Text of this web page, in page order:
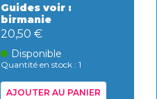
Guides voir :
birmanie
20,50 €
Disponible
Quantité en stock : 1
AJOUTER AU PANIER